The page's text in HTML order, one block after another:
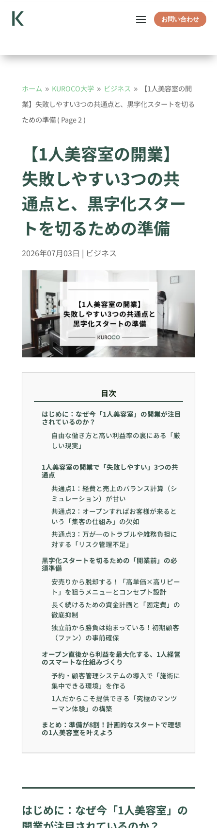
お問い合わせ
ホーム 9 KUROCO大学 9 ビジネス 9
【1人美容室の開
業】失敗しやすい3つの共通点と、黒字化スタートを切る
ための準備( Page 2 )
【1人美容室の開業】
失敗しやすい3つの共
通点と、黒字化スター
トを切るための準備
2026年07月03日 | ビジネス
目次
はじめに：なぜ今「1人美容室」の開業が注目
されているのか？
自由な働き方と高い利益率の裏にある「厳
しい現実」
1人美容室の開業で「失敗しやすい」3つの共
通点
共通点1：経費と売上のバランス計算（シ
ミュレーション）が甘い
共通点2：オープンすればお客様が来ると
いう「集客の仕組み」の欠如
共通点3：万が一のトラブルや雑務負担に
対する「リスク管理不足」
黒字化スタートを切るための「開業前」の必
須準備
安売りから脱却する！「高単価×高リピー
ト」を狙うメニューとコンセプト設計
長く続けるための資金計画と「固定費」の
徹底抑制
独立前から勝負は始まっている！初期顧客
（ファン）の事前確保
オープン直後から利益を最大化する、1人経営
のスマートな仕組みづくり
予約・顧客管理システムの導入で「施術に
集中できる環境」を作る
1人だからこそ提供できる「究極のマンツ
ーマン体験」の構築
まとめ：準備が8割！計画的なスタートで理想
の1人美容室を叶えよう
はじめに：なぜ今「1人美容室」の